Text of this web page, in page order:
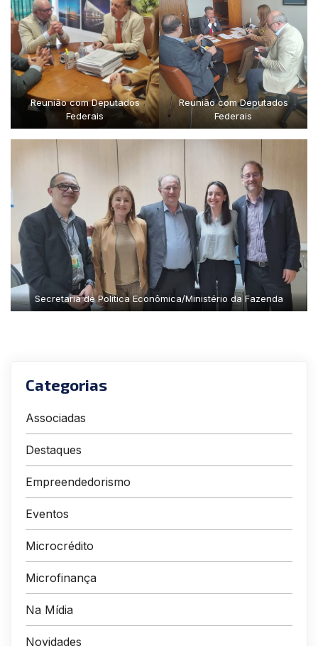
Reunião com Deputados
Federais
Reunião com Deputados
Federais
Secretaria de Política Econômica/Ministério da Fazenda
Categorias
Associadas
Destaques
Empreendedorismo
Eventos
Microcrédito
Microfinança
Na Mídia
Novidades